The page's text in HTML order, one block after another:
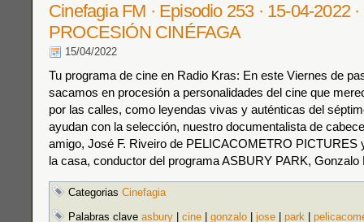
Cinefagia FM · Episodio 253 · 15-04-2022 ·
PROCESIÓN CINÉFAGA
15/04/2022
Tu programa de cine en Radio Kras: En este Viernes de
sacamos en procesión a personalidades del cine que
por las calles, como leyendas vivas y auténticas del
ayudan con la selección, nuestro documentalista de
amigo, José F. Riveiro de PELICACOMETRO PICTURES
la casa, conductor del programa ASBURY PARK, Gonzalo
Categorias Cinefagia
Palabras clave asbury cine gonzalo jose park